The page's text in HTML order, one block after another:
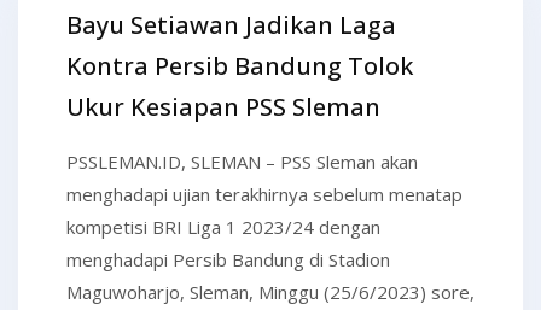
Bayu Setiawan Jadikan Laga
Kontra Persib Bandung Tolok
Ukur Kesiapan PSS Sleman
PSSLEMAN.ID, SLEMAN – PSS Sleman akan
menghadapi ujian terakhirnya sebelum menatap
kompetisi BRI Liga 1 2023/24 dengan
menghadapi Persib Bandung di Stadion
Maguwoharjo, Sleman, Minggu (25/6/2023) sore,